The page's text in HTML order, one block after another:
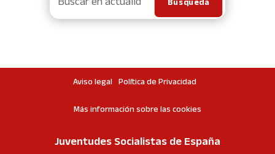
Aviso legal Política de Privacidad
Más información sobre las cookies
Juventudes Socialistas de España